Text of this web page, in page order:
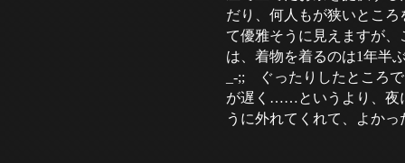
だり、何人もが狭いとこ
て優雅そうに見えますが
は、着物を着るのは1年半
_-;; ぐったりしたところ
が遅く……というより、夜
うに外れてくれて、よか